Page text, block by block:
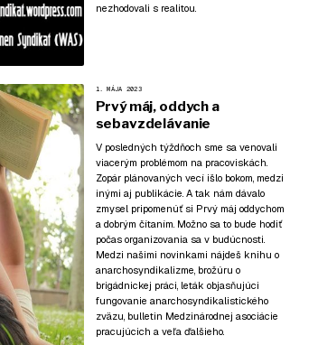
nezhodovali s realitou.
1. MÁJA 2023
Prvý máj, oddych a
sebavzdelávanie
V posledných týždňoch sme sa venovali
viacerým problémom na pracoviskách.
Zopár plánovaných vecí išlo bokom, medzi
inými aj publikácie. A tak nám dávalo
zmysel pripomenúť si Prvý máj oddychom
a dobrým čítaním. Možno sa to bude hodiť
počas organizovania sa v budúcnosti.
Medzi našimi novinkami nájdeš knihu o
anarchosyndikalizme, brožúru o
brigádnickej práci, leták objasňujúci
fungovanie anarchosyndikalistického
zväzu, bulletin Medzinárodnej asociácie
pracujúcich a veľa ďalšieho.